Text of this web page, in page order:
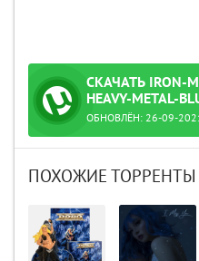
СКАЧАТЬ IRON-
HEAVY-METAL-
ОБНОВЛЁН: 26-09-
ПОХОЖИЕ ТОРРЕНТЫ